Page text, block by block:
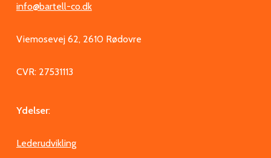
info@bartell-co.dk
Viemosevej 62, 2610 Rødovre
CVR: 27531113
Ydelser:
Lederudvikling